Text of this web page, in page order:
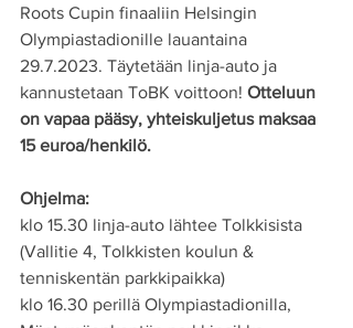
Roots Cupin finaaliin Helsingin
Olympiastadionille lauantaina
29.7.2023. Täytetään linja-auto ja
kannustetaan ToBK voittoon! Otteluun
on vapaa pääsy, yhteiskuljetus maksaa
15 euroa/henkilö.
Ohjelma:
klo 15.30 linja-auto lähtee Tolkkisista
(Vallitie 4, Tolkkisten koulun &
tenniskentän parkkipaikka)
klo 16.30 perillä Olympiastadionilla,